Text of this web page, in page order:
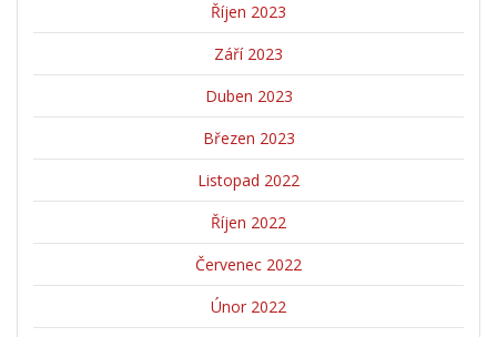
Říjen 2023
Září 2023
Duben 2023
Březen 2023
Listopad 2022
Říjen 2022
Červenec 2022
Únor 2022